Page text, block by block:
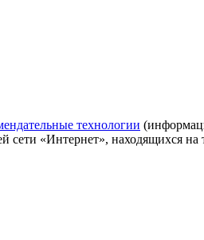
технологии
сети «Интернет», находящихся